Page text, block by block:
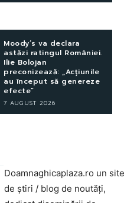
Moody’s va declara
astăzi ratingul României.
Ilie Bolojan
preconizează: „Acțiunile
au început să genereze
efecte”
7 AUGUST 2026
Doamnaghicaplaza.ro un site
de știri / blog de noutăți,